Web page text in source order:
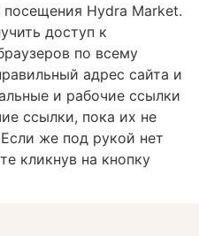
Hydra Market.
доступ к
по всему
адрес сайта и
и рабочие ссылки
ссылки, пока их не
же под рукой нет
кликнув на кнопку